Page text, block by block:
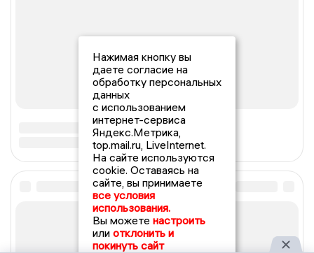
Нажимая кнопку вы
даете согласие на
обработку персональных
данных
с использованием
интернет-сервиса
Яндекс.Метрика,
top.mail.ru, LiveInternet.
На сайте используются
cookie. Оставаясь на
сайте, вы принимаете
все условия
использования.
Вы можете настроить
или отклонить и
покинуть сайт